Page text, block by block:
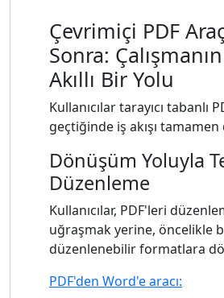
Çevrimiçi PDF
Sonra:
Akıllı Bir Yolu
Kullanıcılar tarayıcı tabanlı
geçtiğinde iş akışı tamamen
Dönüşüm Yoluyla
Düzenleme
Kullanıcılar, PDF'leri
uğraşmak yerine, öncelikle
düzenlenebilir formatlara
PDF'den Word'e aracı: